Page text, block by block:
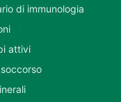
di immunologia
attivi